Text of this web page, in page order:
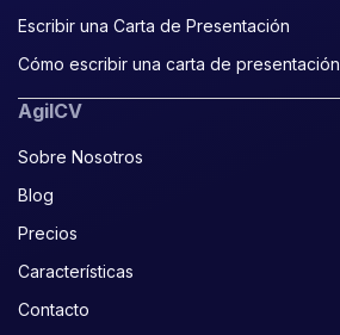
Escribir una Carta de Presentación
Cómo escribir una carta de presentación
AgilCV
Sobre Nosotros
Blog
Precios
Características
Contacto